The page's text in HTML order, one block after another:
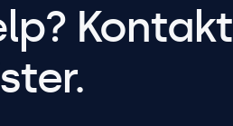
Kontakt